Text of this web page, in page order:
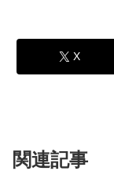
X
関連記事